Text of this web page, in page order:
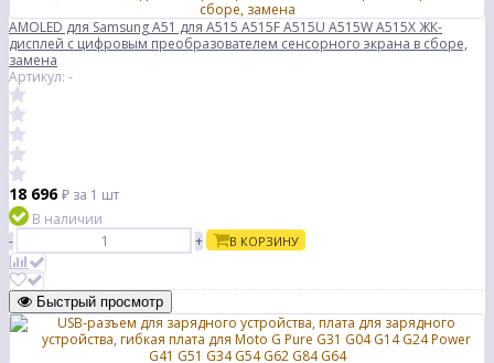
AMOLED для Samsung A51 для A515 A515F A515U A515W A515X ЖК-
дисплей с цифровым преобразователем сенсорного экрана в сборе,
замена
Артикул: -
18 696₽ за 1 шт
В наличии
-
+ В КОРЗИНУ
Быстрый просмотр